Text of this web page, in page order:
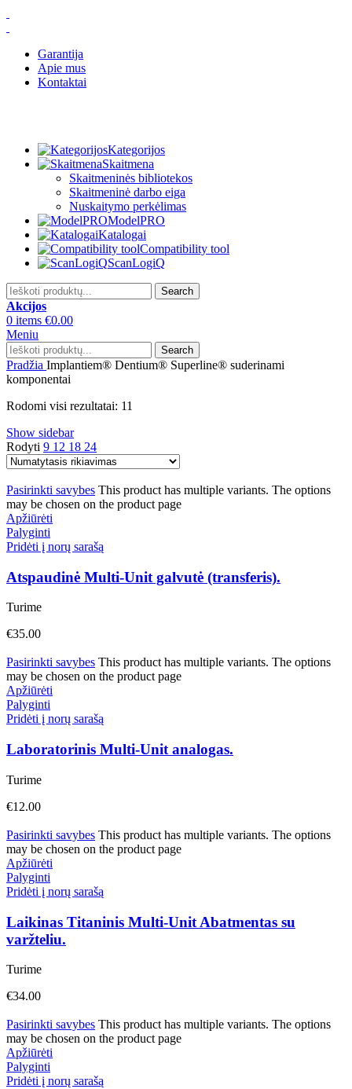
Garantija
Apie mus
Kontaktai
Kategorijos
Skaitmena
Skaitmeninės bibliotekos
Skaitmeninė darbo eiga
Nuskaitymo perkėlimas
ModelPRO
Katalogai
Compatibility tool
ScanLogiQ
Search
Akcijos
0 items €0.00
Meniu
Search
Pradžia Implantiem® Dentium® Superline® suderinami
komponentai
Rodomi visi rezultatai: 11
Show sidebar
Rodyti 9 12 18 24
Pasirinkti savybes This product has multiple variants. The options
may be chosen on the product page
Apžiūrėti
Palyginti
Pridėti į norų sarašą
Atspaudinė Multi-Unit galvutė (transferis).
Turime
€35.00
Pasirinkti savybes This product has multiple variants. The options
may be chosen on the product page
Apžiūrėti
Palyginti
Pridėti į norų sarašą
Laboratorinis Multi-Unit analogas.
Turime
€12.00
Pasirinkti savybes This product has multiple variants. The options
may be chosen on the product page
Apžiūrėti
Palyginti
Pridėti į norų sarašą
Laikinas Titaninis Multi-Unit Abatmentas su
varžteliu.
Turime
€34.00
Pasirinkti savybes This product has multiple variants. The options
may be chosen on the product page
Apžiūrėti
Palyginti
Pridėti į norų sarašą